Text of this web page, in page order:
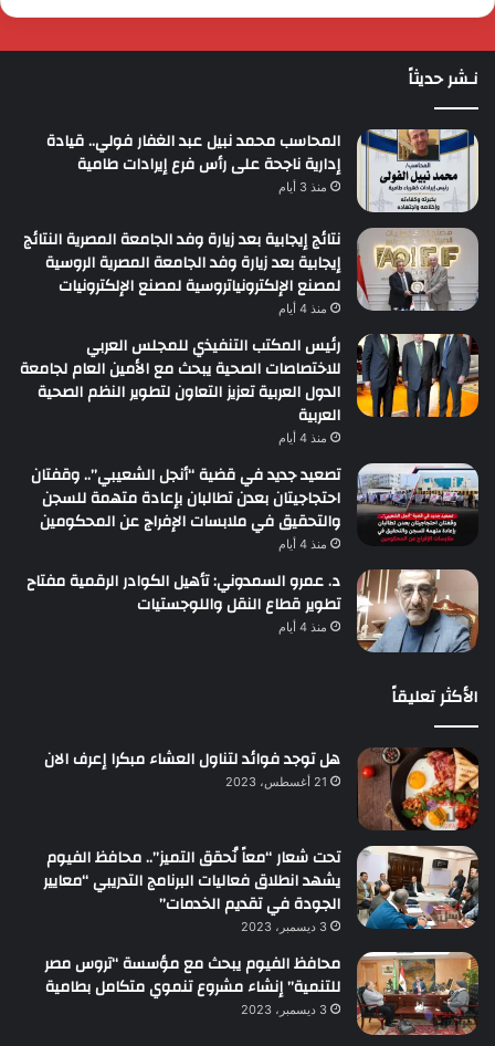
نـشر حديثاً
المحاسب محمد نبيل عبد الغفار فولي.. قيادة
إدارية ناجحة على رأس فرع إيرادات طامية
منذ 3 أيام
نتائج إيجابية بعد زيارة وفد الجامعة المصرية النتائج
إيجابية بعد زيارة وفد الجامعة المصرية الروسية
لمصنع الإلكترونياتروسية لمصنع الإلكترونيات
منذ 4 أيام
رئيس المكتب التنفيذي للمجلس العربي
للاختصاصات الصحية يبحث مع الأمين العام لجامعة
الدول العربية تعزيز التعاون لتطوير النظم الصحية
العربية
منذ 4 أيام
تصعيد جديد في قضية “أنجل الشعيبي”.. وقفتان
احتجاجيتان بعدن تطالبان بإعادة متهمة للسجن
والتحقيق في ملابسات الإفراج عن المحكومين
منذ 4 أيام
د. عمرو السمدوني: تأهيل الكوادر الرقمية مفتاح
تطوير قطاع النقل واللوجستيات
منذ 4 أيام
الأكثر تعليقاً
هل توجد فوائد لتناول العشاء مبكرا إعرف الان
21 أغسطس، 2023
تحت شعار “معاً نُحقق التميز”.. محافظ الفيوم
يشهد انطلاق فعاليات البرنامج التدريبي “معايير
الجودة في تقديم الخدمات”
3 ديسمبر، 2023
محافظ الفيوم يبحث مع مؤسسة “تروس مصر
للتنمية” إنشاء مشروع تنموي متكامل بطامية
3 ديسمبر، 2023